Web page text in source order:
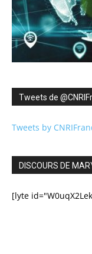
Tweets de
Tweets by
DISCOURS DE
[lyte